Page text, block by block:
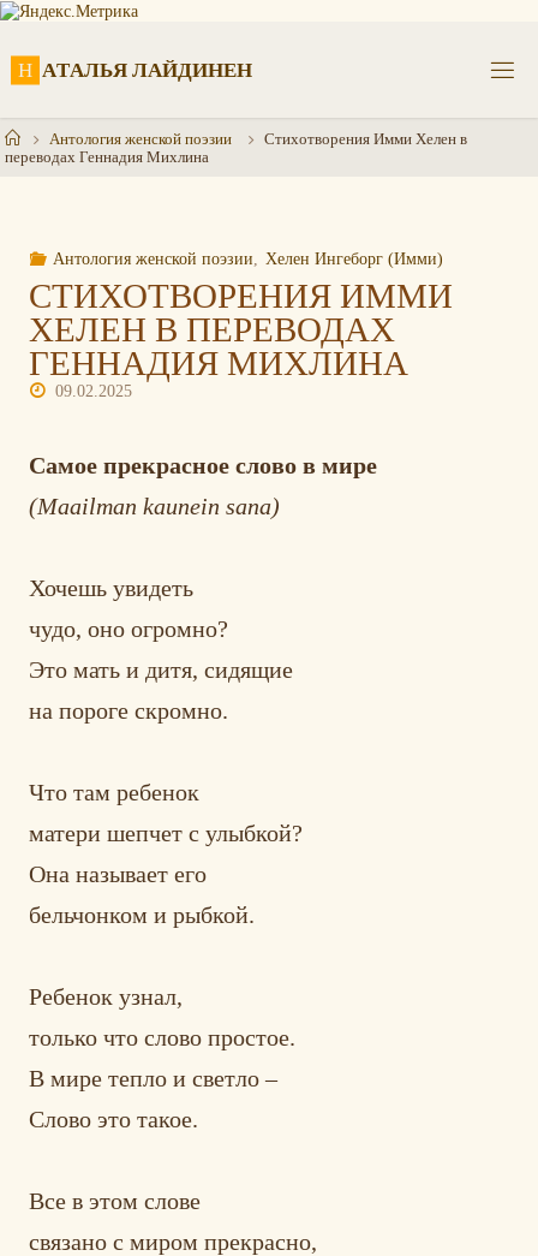
Перейти
Н АТАЛЬЯ ЛАЙДИНЕН
ГлавнаяАнтология женской поэзии
Стихотворения Имми Хелен в
переводах Геннадия Михлина
Антология женской поэзии Хелен Ингеборг (Имми)
СТИХОТВОРЕНИЯ ИММИ
ХЕЛЕН В ПЕРЕВОДАХ
ГЕННАДИЯ МИХЛИНА
09.02.2025
Самое прекрасное слово в мире
(Maailman kaunein sana)
Хочешь увидеть
чудо, оно огромно?
Это мать и дитя, сидящие
на пороге скромно.
Что там ребенок
матери шепчет с улыбкой?
Она называет его
бельчонком и рыбкой.
Ребенок узнал,
только что слово простое.
В мире тепло и светло –
Слово это такое.
Все в этом слове
связано с миром прекрасно,